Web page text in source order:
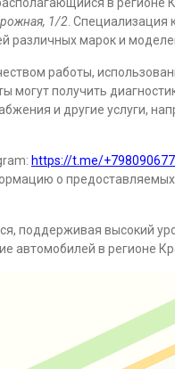
в регионе
1/2. Специализация
различных марок и
работы,
получить
и другие услуги,
https://t.me/
о предоставляемых
поддерживая высокий
автомобилей в регионе